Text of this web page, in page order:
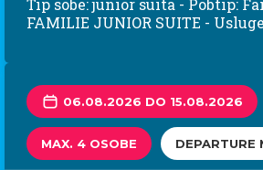
Tip sobe: junior suita - Pobtip:
FAMILIE JUNIOR SUITE -
06.08.2026 DO 15.08.2026
MAX. 4 OSOBE DEPARTURE